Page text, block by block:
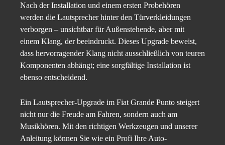
Nach der Installation und einem ersten Probehören
werden die Lautsprecher hinter den Türverkleidungen
verborgen – unsichtbar für Außenstehende, aber mit
einem Klang, der beeindruckt. Dieses Upgrade beweist,
dass hervorragender Klang nicht ausschließlich von teuren
Komponenten abhängt; eine sorgfältige Installation ist
ebenso entscheidend.
Ein Lautsprecher-Upgrade im Fiat Grande Punto steigert
nicht nur die Freude am Fahren, sondern auch am
Musikhören. Mit den richtigen Werkzeugen und unserer
Anleitung können Sie wie ein Profi Ihre Auto-